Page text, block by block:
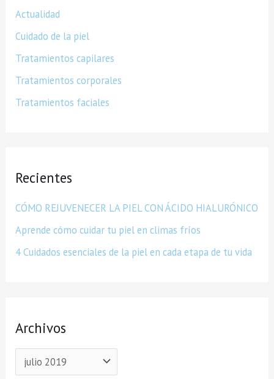
Actualidad
Cuidado de la piel
Tratamientos capilares
Tratamientos corporales
Tratamientos faciales
Recientes
CÓMO REJUVENECER LA PIEL CON ÁCIDO HIALURÓNICO
Aprende cómo cuidar tu piel en climas fríos
4 Cuidados esenciales de la piel en cada etapa de tu vida
Archivos
h
i
v
o
s